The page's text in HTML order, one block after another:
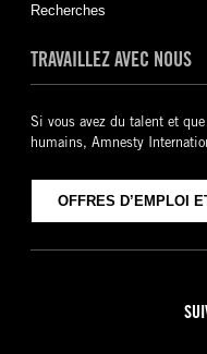
Recherches
TRAVAILLEZ AVEC NOUS
Si vous avez du talent et
humains, Amnesty
OFFRES D’EMPLOI